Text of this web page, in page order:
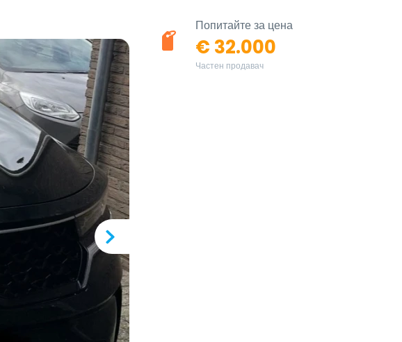
Попитайте за цена
€ 32.000
Частен продавач